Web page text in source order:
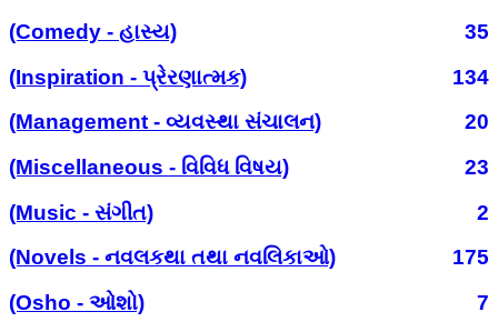
(Comedy - હાસ્ય)
35
(Inspiration - પ્રેરણાત્મક)
134
(Management - વ્યવસ્થા સંચાલન)
20
(Miscellaneous - વિવિધ વિષય)
23
(Music - સંગીત)
2
(Novels - નવલકથા તથા નવલિકાઓ)
175
(Osho - ઓશો)
7